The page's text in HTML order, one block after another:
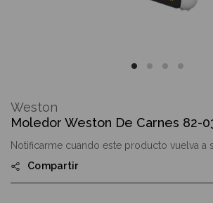
the
beginning
the
images
Moledor Weston De Carnes 82-
Compartir
Notificarme cuando este producto vuelva a
Weston